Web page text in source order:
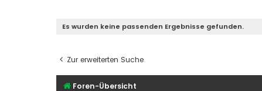
Es wurden keine passenden Ergebnisse gefunden.
Zur erweiterten Suche
Foren-Übersicht